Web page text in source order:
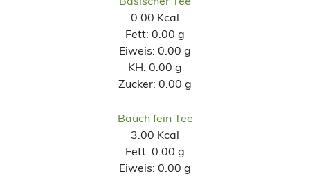
0.00 Kcal
Fett: 0.00 g
Eiweis: 0.00 g
KH: 0.00 g
Zucker: 0.00 g
Bauch fein Tee
3.00 Kcal
Fett: 0.00 g
Eiweis: 0.00 g